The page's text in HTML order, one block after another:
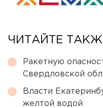
ЧИТАЙТЕ
Ракетную
Свердловской
Власти
желтой водой